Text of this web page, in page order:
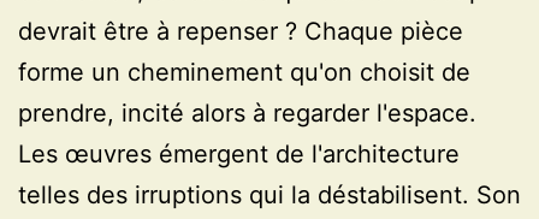
devrait être à repenser ? Chaque pièce
forme un cheminement qu'on choisit de
prendre, incité alors à regarder l'espace.
Les œuvres émergent de l'architecture
telles des irruptions qui la déstabilisent. Son